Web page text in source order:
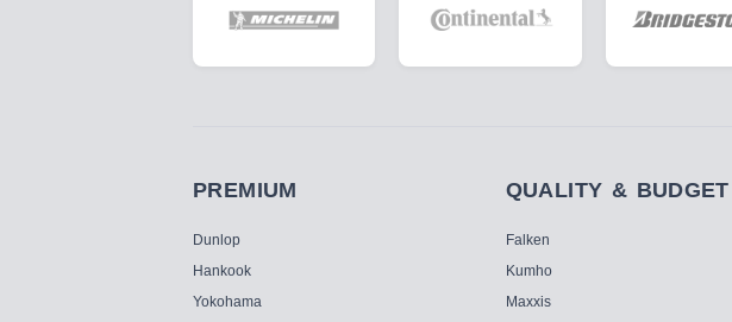
PREMIUM
Dunlop
Hankook
Yokohama
QUALITY & BUDGET
Falken
Kumho
Maxxis